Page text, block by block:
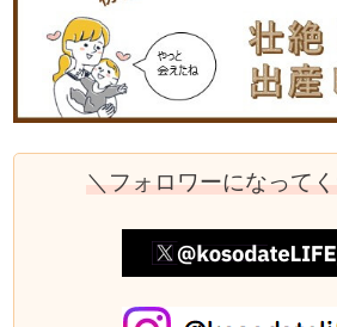
＼フォロワーになって